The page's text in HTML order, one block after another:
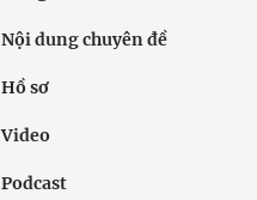
Nội dung chuyên đề
Hồ sơ
Video
Podcast